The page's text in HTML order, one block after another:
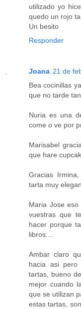
utilizado yo
quedo un rojo
Un besito
Responder
Joana 21 de
Bea cocinillas
que no tarde
Nuria es una
come o ve por
Marisabel
que hare
Gracias
tarta muy
Maria Jose
vuestras que
hacer porque
libros....
Ambar claro
hacia asi
tartas, bueno
mejor cuando
que se utilizan
estas tartas,